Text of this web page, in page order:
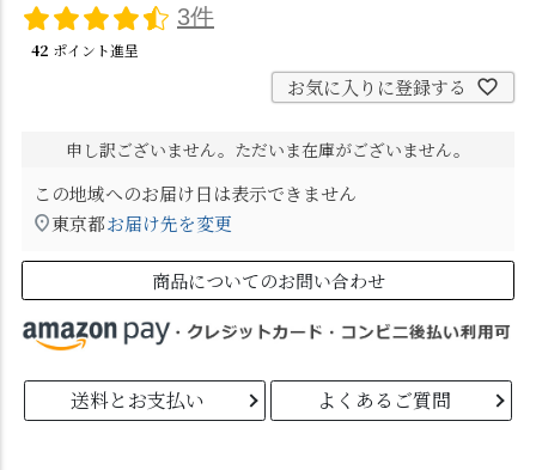
3件
42 ポイント進呈
お気に入りに登録する
申し訳ございません。ただいま在庫がございません。
この地域へのお届け日は表示できません
東京都お届け先を変更
商品についてのお問い合わせ
送料とお支払い よくあるご質問